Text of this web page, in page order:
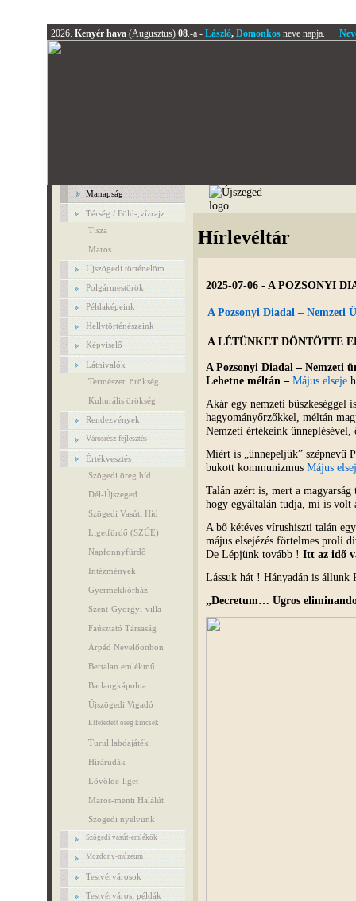
2026. Kenyér hava (Augusztus) 08.-a - László, Domonkosneve napja.
Manapság
Térség / Föld-,vízrajz
Tisza
Maros
Ujszögedi történelöm
Polgármestörök
Példaképeink
Hellytörténészeink
Képviselő
Látnivalók
Természeti örökség
Kulturális örökség
Rendezvények
Városrész fejlesztés
Értékvesztés
Szögedi öreg híd
Dél-Újszeged
Szögedi Vasúti Híd
Ligetfürdő (SZÚE)
Napfonnyfürdő
Intézmények
Gyermekkórház
Szent-Györgyi-villa
Faúsztató Társaság
Árpád Nevelőotthon
Bertalan emlékmű
Barlangkápolna
Újszögedi Vigadó
Elfeledett öreg kincsek
Turul labdajáték
Hírárudák
Lövölde-liget
Maros-menti Halálút
Szögedi nyelvünk
Szögedi vasút-emlékök
Mozdony-múzeum
Testvérvárosok
Testvérvárosi példák
Hírlevéltár
2025-07-06 - A POZSONYI
A Pozsonyi Diadal – Nemzeti
A LÉTÜNKET DÖNTÖTTE
A Pozsonyi Diadal – Nemzeti
Lehetne méltán – Május elseje
Akár egy nemzeti büszkeséggel
hagyományőrzőkkel, méltán
Nemzeti értékeink
Miért is „ünnepeljük” szépnevű
bukott kommunizmus Május
Talán azért is, mert a
hogy egyáltalán tudja, mi is
A bő kétéves vírushiszti talán
május elsejézés förtelmes proli
De Lépjünk tovább ! Itt az idő
Lássuk hát ! Hányadán is állunk
„Decretum… Ugros